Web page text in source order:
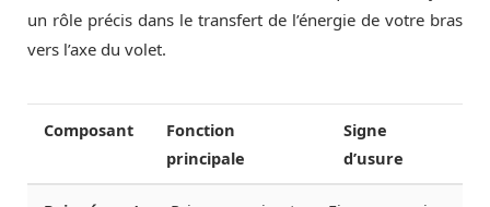
un rôle précis dans le transfert de l’énergie de votre bras
vers l’axe du volet.
Composant
Fonction
principale
Signe
d’usure